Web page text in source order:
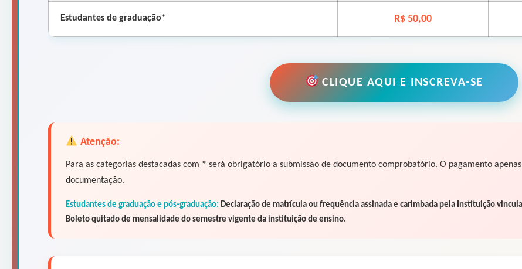
Estudantes de graduação* R$ 50,00
CLIQUE AQUI E INSCREVA-SE
Atenção:
Para as categorias destacadas com * será obrigatório a submissão de documento comprobatório. O pagamento
documentação.
Estudantes de graduação e pós-graduação: Declaração de matrícula ou frequência assinada e carimbada pela Instituição
Boleto quitado de mensalidade do semestre vigente da instituição de ensino.